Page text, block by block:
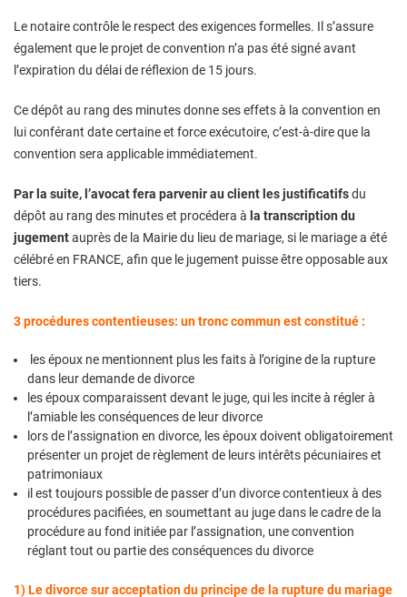
Le notaire contrôle le respect des exigences formelles. Il s’assure
également que le projet de convention n’a pas été signé avant
l’expiration du délai de réflexion de 15 jours.
Ce dépôt au rang des minutes donne ses effets à la convention en
lui conférant date certaine et force exécutoire, c’est-à-dire que la
convention sera applicable immédiatement.
Par la suite, l’avocat fera parvenir au client les justificatifsdu
dépôt au rang des minutes et procédera à la transcription du
jugementauprès de la Mairie du lieu de mariage, si le mariage a été
célébré en FRANCE, afin que le jugement puisse être opposable aux
tiers.
3 procédures contentieuses: un tronc commun est constitué :
les époux ne mentionnent plus les faits à l’origine de la rupture
dans leur demande de divorce
les époux comparaissent devant le juge, qui les incite à régler à
l’amiable les conséquences de leur divorce
lors de l’assignation en divorce, les époux doivent obligatoirement
présenter un projet de règlement de leurs intérêts pécuniaires et
patrimoniaux
il est toujours possible de passer d’un divorce contentieux à des
procédures pacifiées, en soumettant au juge dans le cadre de la
procédure au fond initiée par l’assignation, une convention
réglant tout ou partie des conséquences du divorce
1) Le divorce sur acceptation du principe de la rupture du mariage